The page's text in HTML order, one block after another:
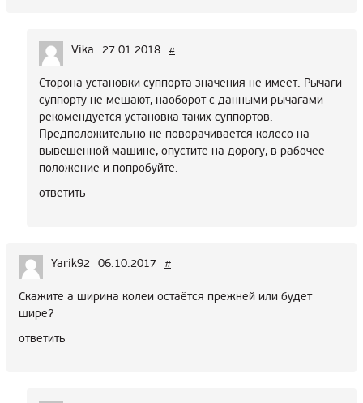
Vika 27.01.2018 #
Сторона установки суппорта значения не имеет. Рычаги
суппорту не мешают, наоборот с данными рычагами
рекомендуется установка таких суппортов.
Предположительно не поворачивается колесо на
вывешенной машине, опустите на дорогу, в рабочее
положение и попробуйте.
ответить
Yarik92 06.10.2017 #
Скажите а ширина колеи остаётся прежней или будет
шире?
ответить